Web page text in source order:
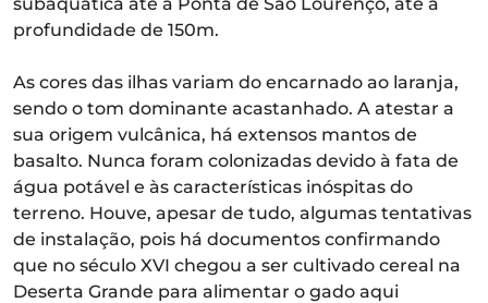
profundidade de 150m.
As cores das ilhas variam do encarnado ao laranja,
sendo o tom dominante acastanhado. A atestar a
sua origem vulcânica, há extensos mantos de
basalto. Nunca foram colonizadas devido à fata de
água potável e às características inóspitas do
terreno. Houve, apesar de tudo, algumas tentativas
de instalação, pois há documentos confirmando
que no século XVI chegou a ser cultivado cereal na
Deserta Grande para alimentar o gado aqui